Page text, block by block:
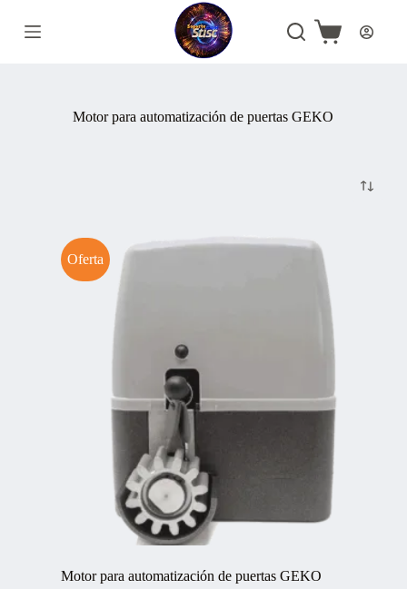
contenido
Carro
Motor para automatización de puertas GEKO
Oferta
Motor para automatización de puertas GEKO